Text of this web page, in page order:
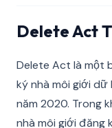
Delete Act
Delete Act là một
ký nhà môi giới
năm 2020. Trong
nhà môi giới đăng